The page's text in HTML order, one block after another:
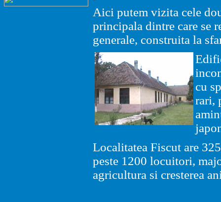
Aici putem vizita cele
principala dintre care se
generale, construita la
cu
rari,
Localitatea Fiscut are
peste 1200 locuitori,
agricultura si cresterea